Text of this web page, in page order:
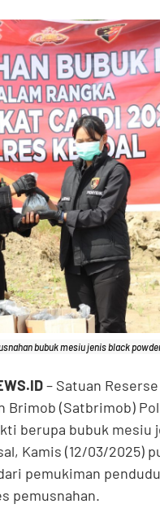
bubuk mesiu jenis black
– Satuan
(Satbrimob)
berupa bubuk mesiu
Kamis (12/03/2025)
pemukiman
pemusnahan.